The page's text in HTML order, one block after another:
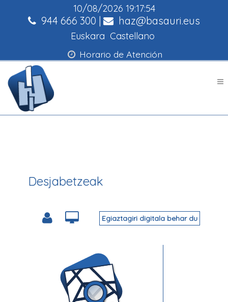
10/08/2026 19:17:54
944 666 300 | haz@basauri.eus
Euskara Castellano
Horario de Atención